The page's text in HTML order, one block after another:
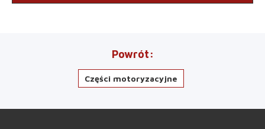
Powrót
Części motoryzacyjne